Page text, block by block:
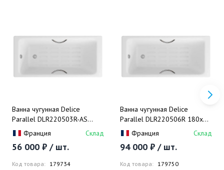
Ванна чугунная Delice
Parallel DLR220503R-AS
150х70 (белый),
встраиваемая с
антискользящим покрытием и
Франция Склад
56 000 ₽ / шт.
Код товара: 179734
Ванна чугунная Delice
Parallel DLR220506R 180х80
(белый), встраиваемая с
антискользящим покрытием и
ручками
Франция Склад
94 000 ₽ / шт.
Код товара: 179750